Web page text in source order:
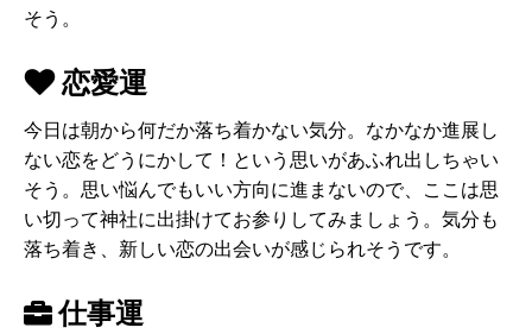
そう。
恋愛運
今日は朝から何だか落ち着かない気分。なかなか進展し
ない恋をどうにかして！という思いがあふれ出しちゃい
そう。思い悩んでもいい方向に進まないので、ここは思
い切って神社に出掛けてお参りしてみましょう。気分も
落ち着き、新しい恋の出会いが感じられそうです。
仕事運